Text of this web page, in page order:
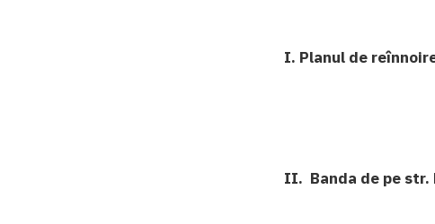
I. Planul de
II. Banda de pe